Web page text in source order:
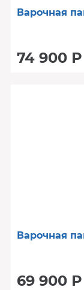
Варочная
74 900 Р
Варочная
69 900 Р